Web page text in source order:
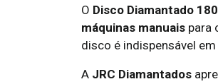
O Disco Diamantado
máquinas manuais para
disco é indispensável
A JRC Diamantados